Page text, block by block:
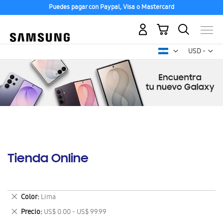
Puedes pagar con Paypal, Visa o Mastercard
Compra con ENVÍO GRATIS a tu hogar desde 48h hábiles
USD -
dólar
Mi carrito
Tienda Online
Color Lima
Eliminar
este
artículo
Precio US$ 0.00 - US$ 99.99
Eliminar